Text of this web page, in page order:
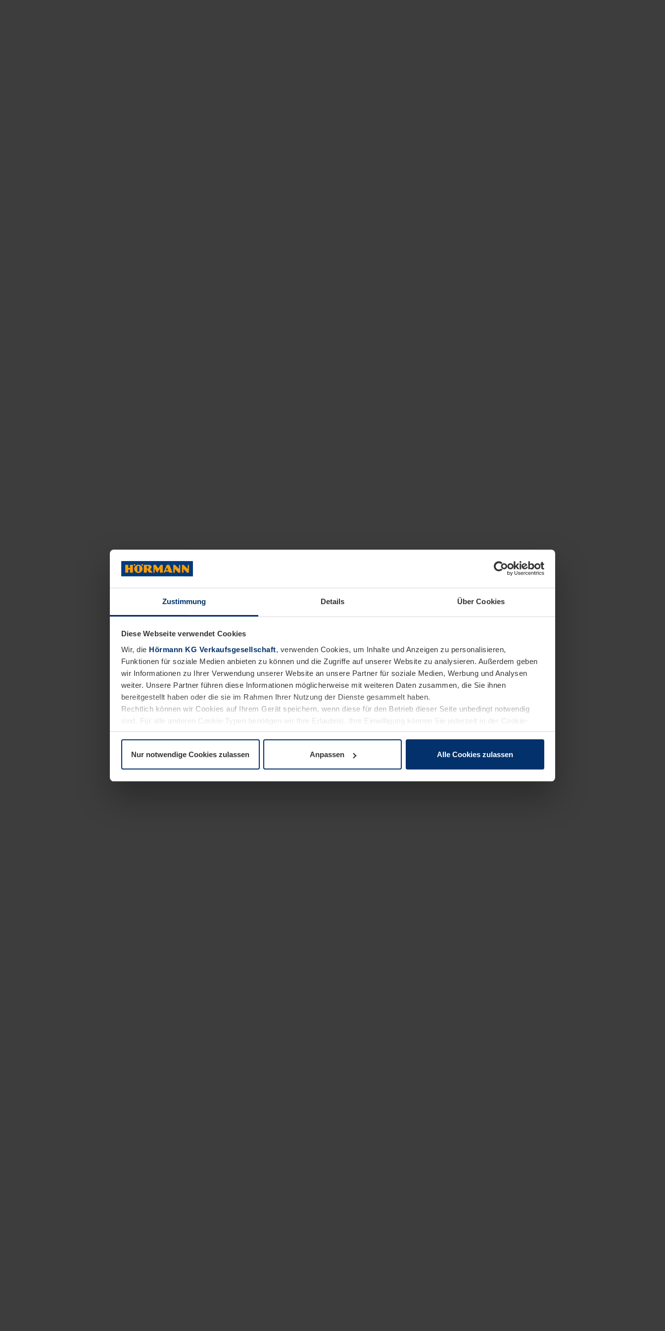
Zustimmung Details Über Cookies
Diese Webseite verwendet Cookies
Wir, die Hörmann KG Verkaufsgesellschaft, verwenden Cookies, um Inhalte und Anzeigen zu personalisieren,
Funktionen für soziale Medien anbieten zu können und die Zugriffe auf unserer Website zu analysieren. Außerdem geben
wir Informationen zu Ihrer Verwendung unserer Website an unsere Partner für soziale Medien, Werbung und Analysen
weiter. Unsere Partner führen diese Informationen möglicherweise mit weiteren Daten zusammen, die Sie ihnen
bereitgestellt haben oder die sie im Rahmen Ihrer Nutzung der Dienste gesammelt haben.
Rechtlich können wir Cookies auf Ihrem Gerät speichern, wenn diese für den Betrieb dieser Seite unbedingt notwendig
sind. Für alle anderen Cookie-Typen benötigen wir Ihre Erlaubnis. Ihre Einwilligung können Sie jederzeit in der Cookie-
Erläuterung auf der SeiteDatenschutzerklärungunserer Website ändern oder widerrufen.
Nur notwendige Cookies zulassen Anpassen Alle Cookies zulassen